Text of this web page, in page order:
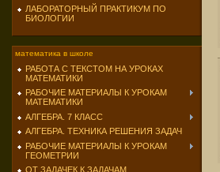
ЛАБОРАТОРНЫЙ ПРАКТИКУМ ПО
БИОЛОГИИ
математика в школе
РАБОТА С ТЕКСТОМ НА УРОКАХ
МАТЕМАТИКИ
РАБОЧИЕ МАТЕРИАЛЫ К УРОКАМ
МАТЕМАТИКИ
АЛГЕБРА. 7 КЛАСС
АЛГЕБРА. ТЕХНИКА РЕШЕНИЯ ЗАДАЧ
РАБОЧИЕ МАТЕРИАЛЫ К УРОКАМ
ГЕОМЕТРИИ
ОТ ЗАДАЧЕК К ЗАДАЧАМ